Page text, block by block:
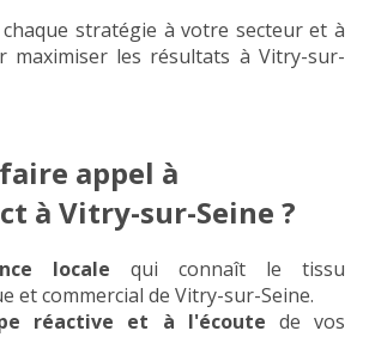
stratégie à votre secteur et à
maximiser les résultats à Vitry-sur-
appel à
à Vitry-sur-Seine ?
locale qui connaît le tissu
et commercial de Vitry-sur-Seine.
réactive et à l'écoute de vos